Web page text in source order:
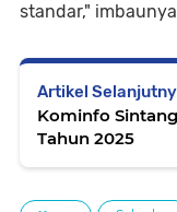
standar,"
Artikel
Kominfo
Tahun 2025